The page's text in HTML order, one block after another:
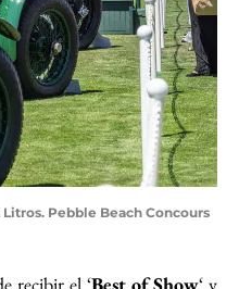
Pebble Beach Concours